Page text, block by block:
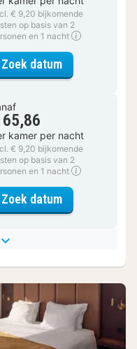
€ 9,20 bijkomende
op basis van 2
en 1 nacht
Zoek datumvoor Comfort
kamer per nacht
€ 9,20 bijkomende
op basis van 2
en 1 nacht
Zoek datumvoor Comfort